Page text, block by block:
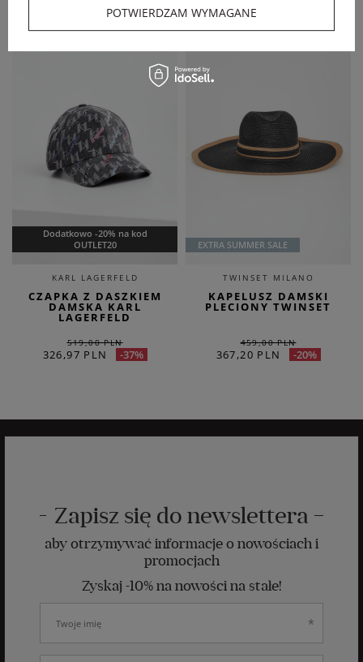
Dodatkowo -20% na kod
OUTLET20
KARL LAGERFELD
CZAPKA Z DASZKIEM
DAMSKA KARL
LAGERFELD
519,00 PLN
326,97 PLN -37%
EXTRA SUMMER SALE
TWINSET MILANO
KAPELUSZ DAMSKI
PLECIONY TWINSET
459,00 PLN
367,20 PLN -20%
Zapisz się do newslettera
aby otrzymywać informacje o nowościach i
promocjach
Zyskaj -10% na nowości na stałe!
POTWIERDZAM WYMAGANE